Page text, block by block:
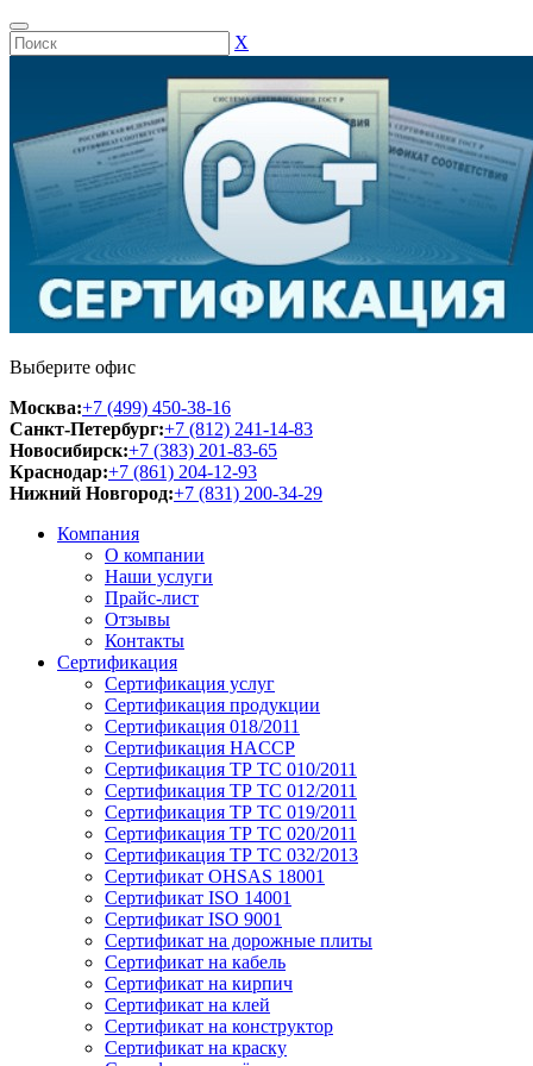
Х
Выберите офис
Москва:+7 (499) 450-38-16
Санкт-Петербург:+7 (812) 241-14-83
Новосибирск:+7 (383) 201-83-65
Краснодар:+7 (861) 204-12-93
Нижний Новгород:+7 (831) 200-34-29
Компания
О компании
Наши услуги
Прайс-лист
Отзывы
Контакты
Сертификация
Сертификация услуг
Сертификация продукции
Сертификация 018/2011
Сертификация HACCP
Сертификация ТР ТС 010/2011
Сертификация ТР ТС 012/2011
Сертификация ТР ТС 019/2011
Сертификация ТР ТС 020/2011
Сертификация ТР ТС 032/2013
Сертификат OHSAS 18001
Сертификат ISO 14001
Сертификат ISO 9001
Сертификат на дорожные плиты
Сертификат на кабель
Сертификат на кирпич
Сертификат на клей
Сертификат на конструктор
Сертификат на краску